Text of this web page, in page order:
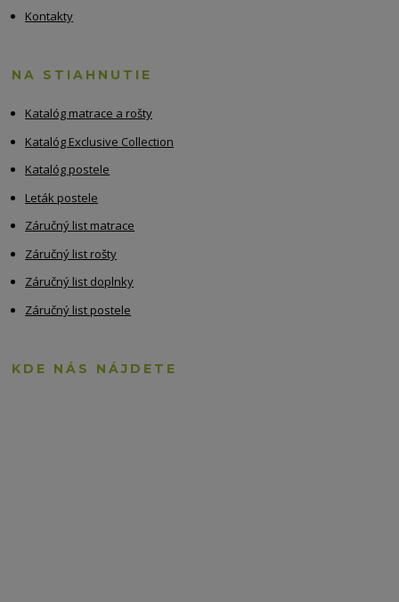
Kontakty
NA STIAHNUTIE
Katalóg matrace a rošty
Katalóg Exclusive Collection
Katalóg postele
Leták postele
Záručný list matrace
Záručný list rošty
Záručný list doplnky
Záručný list postele
KDE NÁS NÁJDETE